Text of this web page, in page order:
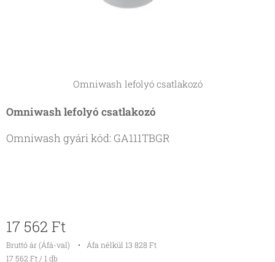
Omniwash lefolyó csatlakozó
Omniwash lefolyó csatlakozó
Omniwash gyári kód: GA111TBGR
17 562 Ft
Bruttó ár (Áfá-val)
Áfa nélkül 13 828 Ft
17 562 Ft / 1 db